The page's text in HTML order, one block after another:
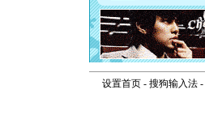
设置首页- 搜狗输入法-